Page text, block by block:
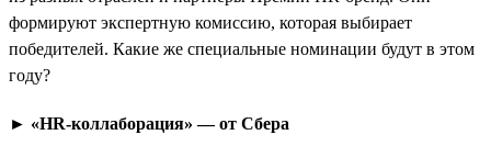
формируют экспертную комиссию, которая выбирает
победителей. Какие же специальные номинации будут в этом
году?
► «HR-коллаборация» — от Сбера